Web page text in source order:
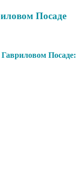
Посаде
Посаде: